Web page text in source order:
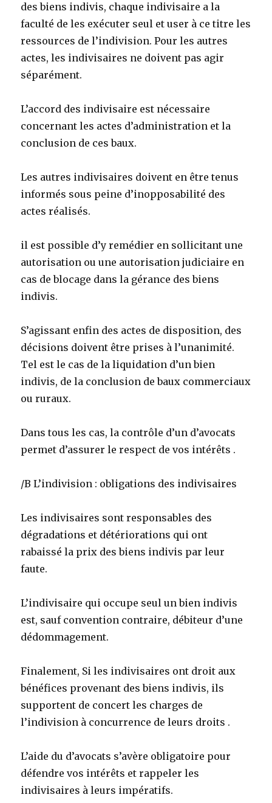
des biens indivis, chaque indivisaire a la
faculté de les exécuter seul et user à ce titre les
ressources de l’indivision. Pour les autres
actes, les indivisaires ne doivent pas agir
séparément.
L’accord des indivisaire est nécessaire
concernant les actes d’administration et la
conclusion de ces baux.
Les autres indivisaires doivent en être tenus
informés sous peine d’inopposabilité des
actes réalisés.
il est possible d’y remédier en sollicitant une
autorisation ou une autorisation judiciaire en
cas de blocage dans la gérance des biens
indivis.
S’agissant enfin des actes de disposition, des
décisions doivent être prises à l’unanimité.
Tel est le cas de la liquidation d’un bien
indivis, de la conclusion de baux commerciaux
ou ruraux.
Dans tous les cas, la contrôle d’un d’avocats
permet d’assurer le respect de vos intérêts .
/B L’indivision : obligations des indivisaires
Les indivisaires sont responsables des
dégradations et détériorations qui ont
rabaissé la prix des biens indivis par leur
faute.
L’indivisaire qui occupe seul un bien indivis
est, sauf convention contraire, débiteur d’une
dédommagement.
Finalement, Si les indivisaires ont droit aux
bénéfices provenant des biens indivis, ils
supportent de concert les charges de
l’indivision à concurrence de leurs droits .
L’aide du d’avocats s’avère obligatoire pour
défendre vos intérêts et rappeler les
indivisaires à leurs impératifs.